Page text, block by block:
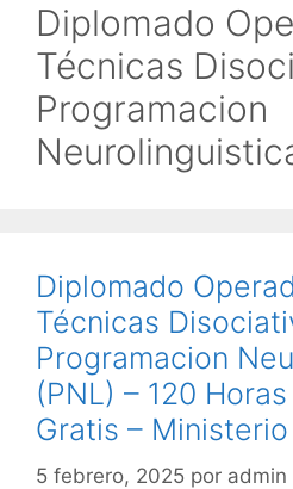
Diplomado
Técnicas
Programacion
Diplomado
Técnicas
Programacion
(PNL) – 120
Gratis –
5 febrero, 2025 por admin